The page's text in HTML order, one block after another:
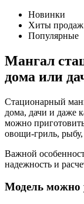
Новинки
Хиты продаж
Популярные
Мангал
дома или
Стационарный
дома, дачи и даже
можно
овощи-гриль,
Важной
надежность и
Модель можно